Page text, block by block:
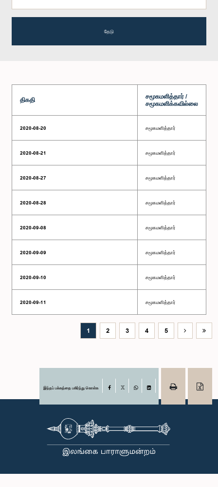
தேடு
திகதி
சமூகமளித்தார் /
சமூகமளிக்கவில்லை
2020-08-20 சமூகமளித்தார்
2020-08-21 சமூகமளித்தார்
2020-08-27 சமூகமளித்தார்
2020-08-28 சமூகமளித்தார்
2020-09-08 சமூகமளித்தார்
2020-09-09 சமூகமளித்தார்
2020-09-10 சமூகமளித்தார்
2020-09-11 சமூகமளித்தார்
1 2 3 4 5
இந்தப் பக்கத்தை பகிர்ந்து கொள்க Facebook